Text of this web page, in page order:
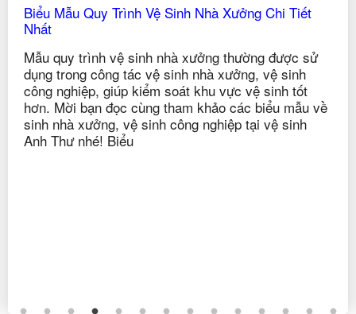
Biểu Mẫu Quy Trình Vệ Sinh Nhà Xưởng Chi Tiết
Nhất
Mẫu quy trình vệ sinh nhà xưởng thường được sử
dụng trong công tác vệ sinh nhà xưởng, vệ sinh
công nghiệp, giúp kiểm soát khu vực vệ sinh tốt
hơn. Mời bạn đọc cùng tham khảo các biểu mẫu về
sinh nhà xưởng, vệ sinh công nghiệp tại vệ sinh
Anh Thư nhé! Biểu